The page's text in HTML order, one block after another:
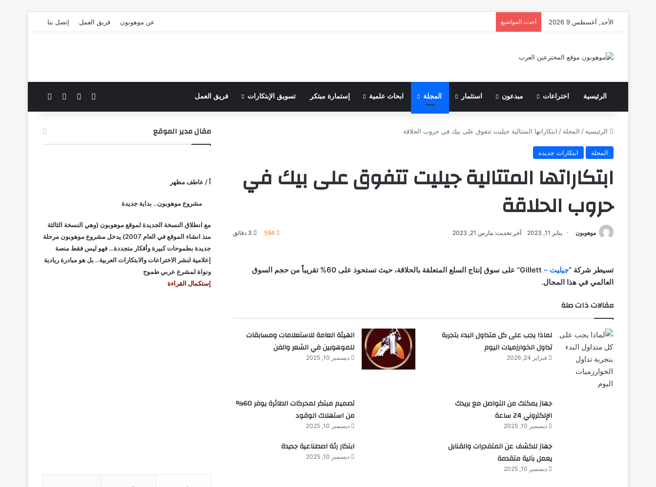
الأحد, أغسطس 9 2026 أحدث المواضيع عن موهوبون فريق العمل إتصل بنا
الرئيسية اختراعات مبدعون استثمار المجلة ابحاث علمية إستمارة مبتكر تسويق الإبتكارات فريق العمل فيسبوك الوضع المظلم
الرئيسية / المجلة / ابتكاراتها المتتالية جيليت تتفوق على بيك في حروب الحلاقة
المجلة ابتكارات جديده
ابتكاراتها المتتالية جيليت تتفوق على بيك في
حروب الحلاقة
موهوبون يناير 11, 2023 آخر تحديث: مارس 21, 2023 594
تسيطر شركة “جيليت – Gillett
” على سوق إنتاج السلع المتعلقة بالحلاقة، حيث تستحوذ على 60% تقريباً من حجم السوق
العالمي في هذا المجال.
مقالات ذات صلة
لماذا يجب على كل متداول البدء بتجربة
تداول الخوارزميات اليوم
فبراير 24, 2026
الهيئة العامة للاستعلامات ومسابقات
للموهوبين في الشعر والفن
ديسمبر 10, 2025
جهاز يمكنك من التواصل مع بريدك
الإلكتروني 24 ساعة
ديسمبر 10, 2025
تصميم مبتكر لمحركات الطائرة يوفر 60%
من استهلاك الوقود
ديسمبر 10, 2025
جهاز للكشف عن المتفجرات والقنابل
يعمل بآلية متقدمة
ديسمبر 10, 2025
ابتكار رئة اصطناعية جديدة
ديسمبر 10, 2025
مقال مدير الموقع
أ / عاطف مظهر
مشروع موهوبون.. بداية جديدة
مع انطلاق النسخة الجديدة لموقع موهوبون (وهي النسخة الثالثة
منذ انشاء الموقع في العام 2007) يدخل مشروع موهوبون مرحلة
جديدة بطموحات كبيرة وأفكار متجددة… فهو ليس فقط منصة
إعلامية لنشر الاختراعات والابتكارات العربية.. بل هو مبادرة ريادية
ونواة لمشرع عربي طموح
إستكمال القراءة